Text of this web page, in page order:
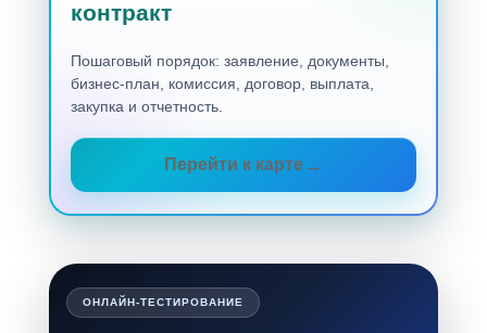
контракт
Пошаговый порядок: заявление, документы,
бизнес-план, комиссия, договор, выплата,
закупка и отчетность.
Перейти к карте
ОНЛАЙН-ТЕСТИРОВАНИЕ